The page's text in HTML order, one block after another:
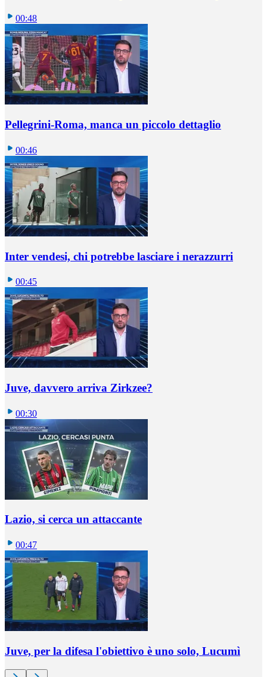
00:48
Pellegrini-Roma, manca un piccolo dettaglio
00:46
Inter vendesi, chi potrebbe lasciare i nerazzurri
00:45
Juve, davvero arriva Zirkzee?
00:30
Lazio, si cerca un attaccante
00:47
Juve, per la difesa l'obiettivo è uno solo, Lucumì